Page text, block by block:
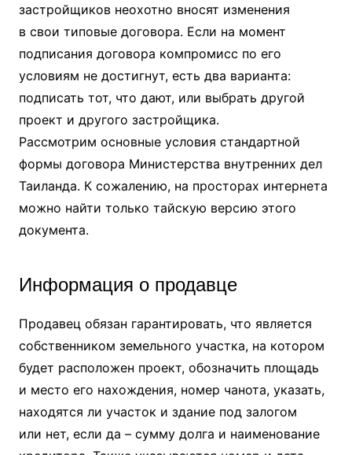
застройщиков неохотно вносят изменения
в свои типовые договора. Если на момент
подписания договора компромисс по его
условиям не достигнут, есть два варианта:
подписать тот, что дают, или выбрать другой
проект и другого застройщика.
Рассмотрим основные условия стандартной
формы договора Министерства внутренних дел
Таиланда. К сожалению, на просторах интернета
можно найти только тайскую версию этого
документа.
Информация о продавце
Продавец обязан гарантировать, что является
собственником земельного участка, на котором
будет расположен проект, обозначить площадь
и место его нахождения, номер чанота, указать,
находятся ли участок и здание под залогом
или нет, если да – сумму долга и наименование